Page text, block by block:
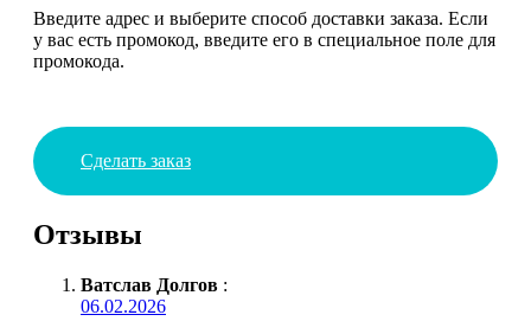
Введите адрес и выберите способ доставки заказа. Если
у вас есть промокод, введите его в специальное поле для
промокода.
Сделать заказ
Отзывы
Ватслав Долгов :
06.02.2026